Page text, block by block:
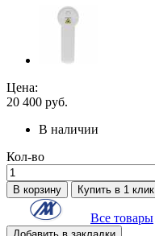
Цена:
20 400 руб.
В наличии
Кол-во
В корзину Купить в 1 клик
Все товары